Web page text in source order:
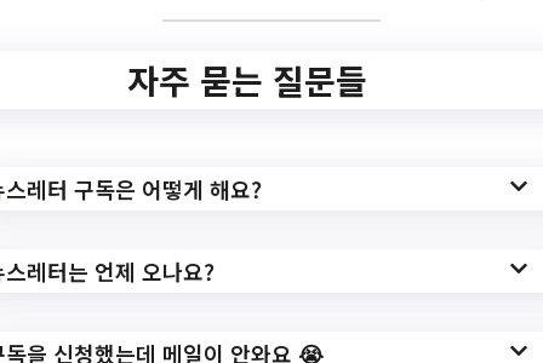
key=261&bbsNo=63&nttNo=344418&sea
rchCtgry=&searchKrwd=&pageIndex=1&in
tegrDeptCode=
3. 2023년 우리아이 책
정기구독 하반기 신
자주 묻는 질문들
스레터 구독은 어떻게 해요?
스레터는 언제 오나요?
독을 신청했는데 메일이 안와요 😭